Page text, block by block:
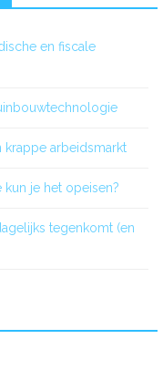
en fiscale
krappe arbeidsmarkt
je het opeisen?
tegenkomt (en